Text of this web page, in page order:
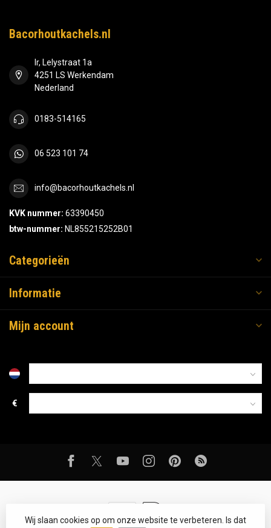
Bacorhoutkachels.nl
Ir, Lelystraat 1a
4251 LS Werkendam
Nederland
0183-514165
06 523 101 74
info@bacorhoutkachels.nl
KVK nummer: 63390450
btw-nummer: NL855215252B01
Categorieën
Informatie
Mijn account
€
Wij slaan cookies op om onze website te verbeteren. Is dat